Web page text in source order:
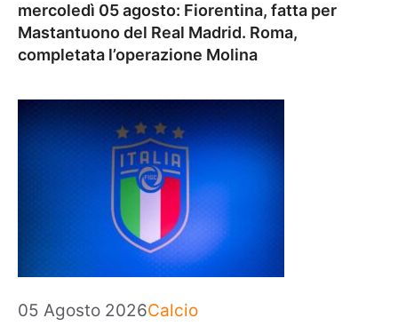
mercoledì 05 agosto: Fiorentina, fatta per
Mastantuono del Real Madrid. Roma,
completata l’operazione Molina
05 Agosto 2026Categorie
Calcio